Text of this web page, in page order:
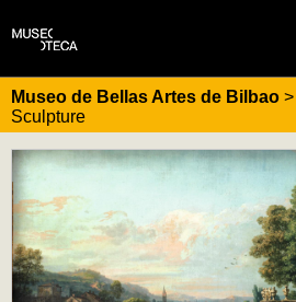
Museo de Bellas Artes de Bilbao
Sculpture